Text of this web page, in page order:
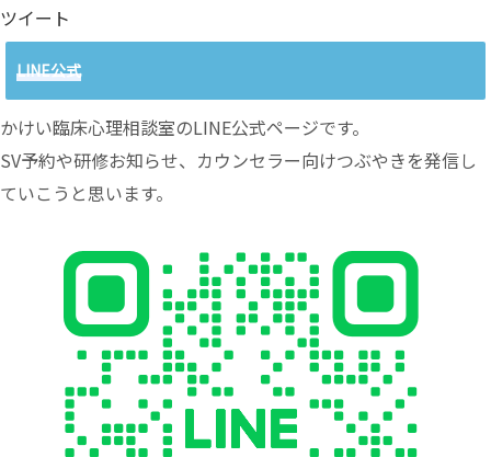
ツイート
LINE公式
かけい臨床心理相談室のLINE公式ページです。
SV予約や研修お知らせ、カウンセラー向けつぶやきを発信し
ていこうと思います。